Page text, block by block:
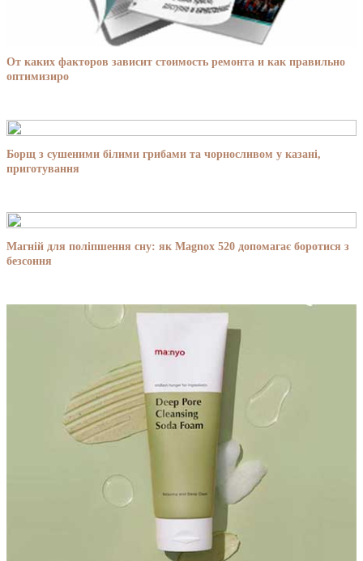
От каких факторов зависит стоимость ремонта и как правильно
оптимизиро
Борщ з сушеними білими грибами та чорносливом у казані,
приготування
Магній для поліпшення сну: як Magnox 520 допомагає боротися з
безсоння